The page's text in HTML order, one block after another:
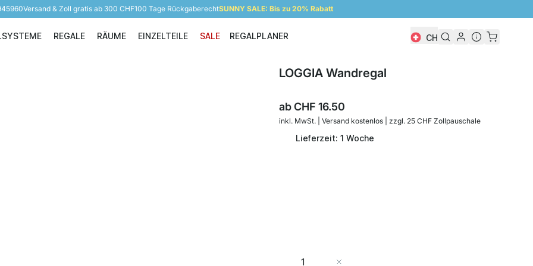
Versand & Zoll gratis ab 300 CHF100 Tage RückgaberechtSUNNY SALE: Bis zu 20% Rabatt
Regalsysteme
REGALE
Regale
RÄUME
Räume
EINZELTEILE
Einzelteile
SALE REGALPLANER CH
LOGGIA Wandregal
abCHF 16.50
inkl. MwSt. | Versand kostenlos | zzgl. 25 CHF Zollpauschale
Lieferzeit: 1 Woche
Menge